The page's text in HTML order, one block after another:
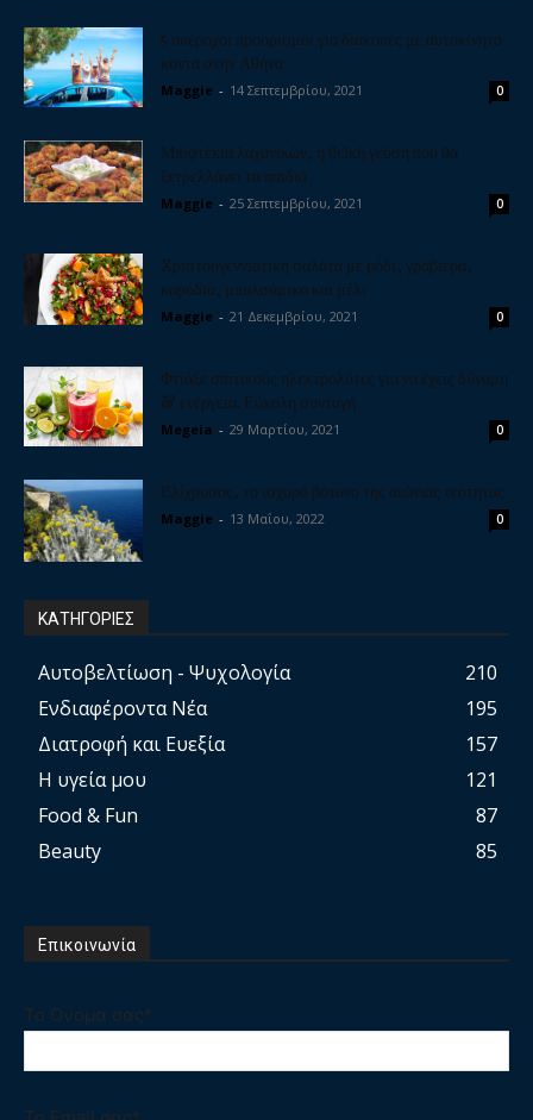
5 υπέροχοι προορισμοί για διακοπές με αυτοκίνητο
κοντά στην Αθήνα
Maggie - 14 Σεπτεμβρίου, 2021 0
Μπιφτέκια λαχανικών, η θεϊκή γεύση που θα
ξετρελλάνει τα παιδιά
Maggie - 25 Σεπτεμβρίου, 2021 0
Χριστουγεννιάτικη σαλάτα με ρόδι, γραβιέρα,
καρύδια, μπαλσάμικο και μέλι
Maggie - 21 Δεκεμβρίου, 2021 0
Φτιάξε σπιτικούς ηλεκτρολύτες για να έχεις δύναμη
& ενέργεια. Εύκολη συνταγή
Megeia - 29 Μαρτίου, 2021 0
Ελίχρυσος, το ισχυρό βότανο της αιώνιας νεότητας
Maggie - 13 Μαΐου, 2022 0
ΚΑΤΗΓΟΡΙΕΣ
Αυτοβελτίωση - Ψυχολογία
210
Ενδιαφέροντα Νέα
195
Διατροφή και Ευεξία
157
Η υγεία μου
121
Food & Fun
87
Beauty
85
Επικοινωνία
Το Ονομα σας*